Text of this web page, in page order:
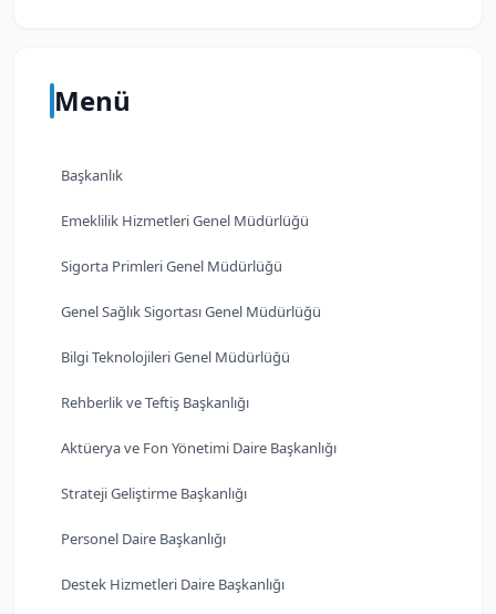
Menü
Başkanlık
Emeklilik Hizmetleri Genel Müdürlüğü
Sigorta Primleri Genel Müdürlüğü
Genel Sağlık Sigortası Genel Müdürlüğü
Bilgi Teknolojileri Genel Müdürlüğü
Rehberlik ve Teftiş Başkanlığı
Aktüerya ve Fon Yönetimi Daire Başkanlığı
Strateji Geliştirme Başkanlığı
Personel Daire Başkanlığı
Destek Hizmetleri Daire Başkanlığı